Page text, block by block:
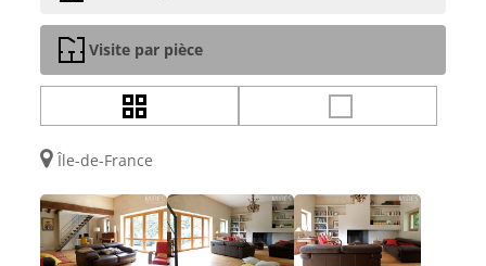
Visite par pièce
Île-de-France